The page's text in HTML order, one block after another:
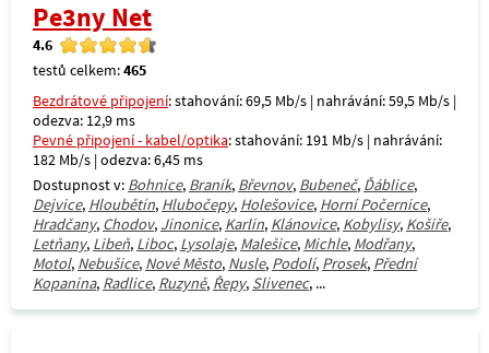
Pe3ny Net
4.6
testů celkem:465
Bezdrátové připojení: stahování: 69,5 Mb/s | nahrávání: 59,5 Mb/s |
odezva: 12,9 ms
Pevné připojení - kabel/optika: stahování: 191 Mb/s | nahrávání:
182 Mb/s | odezva: 6,45 ms
Dostupnost v: Bohnice, Braník, Břevnov, Bubeneč, Ďáblice,
Dejvice, Hloubětín, Hlubočepy, Holešovice, Horní Počernice,
Hradčany, Chodov, Jinonice, Karlín, Klánovice, Kobylisy, Košíře,
Letňany, Libeň, Liboc, Lysolaje, Malešice, Michle, Modřany,
Motol, Nebušice, Nové Město, Nusle, Podolí, Prosek, Přední
Kopanina, Radlice, Ruzyně, Řepy, Slivenec, ...